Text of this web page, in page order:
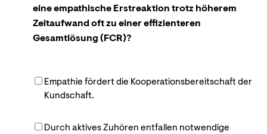
eine empathische Erstreaktion trotz höherem
Zeitaufwand oft zu einer effizienteren
Gesamtlösung (FCR)?
Empathie fördert die Kooperationsbereitschaft der
Kundschaft.
Durch aktives Zuhören entfallen notwendige